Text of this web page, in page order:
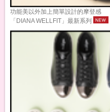
功能美以外加上簡單設計的摩登感
「DIANA WELLFIT」最新系列